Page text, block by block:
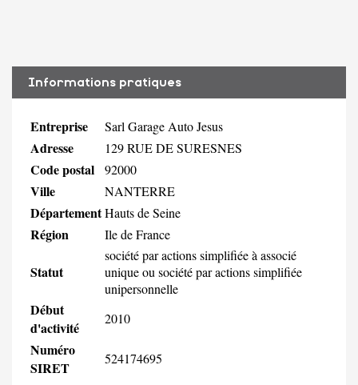
Informations pratiques
Entreprise Sarl Garage Auto Jesus
Adresse 129 RUE DE SURESNES
Code postal 92000
Ville NANTERRE
DépartementHauts de Seine
Région Ile de France
Statut
société par actions simplifiée à associé
unique ou société par actions simplifiée
unipersonnelle
Début
d'activité
2010
Numéro
SIRET
524174695